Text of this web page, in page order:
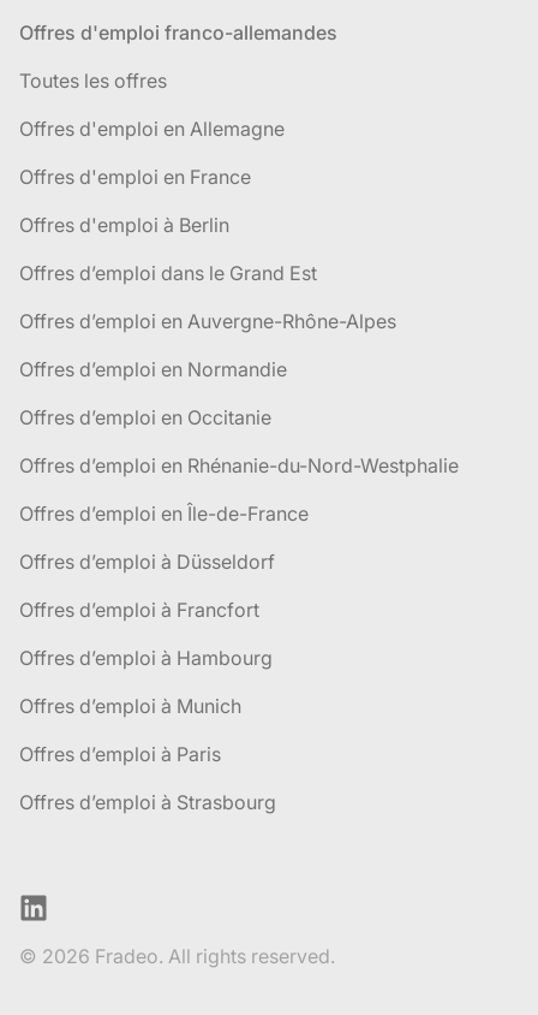
Offres d'emploi franco-allemandes
Toutes les offres
Offres d'emploi en Allemagne
Offres d'emploi en France
Offres d'emploi à Berlin
Offres d’emploi dans le Grand Est
Offres d’emploi en Auvergne-Rhône-Alpes
Offres d’emploi en Normandie
Offres d’emploi en Occitanie
Offres d’emploi en Rhénanie-du-Nord-Westphalie
Offres d’emploi en Île-de-France
Offres d’emploi à Düsseldorf
Offres d’emploi à Francfort
Offres d’emploi à Hambourg
Offres d’emploi à Munich
Offres d’emploi à Paris
Offres d’emploi à Strasbourg
LinkedIn
© 2026 Fradeo. All rights reserved.